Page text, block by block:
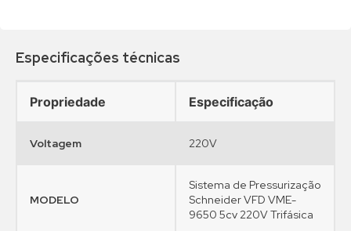
Especificações técnicas
Propriedade Especificação
Voltagem 220V
MODELO
Sistema de Pressurização
Schneider VFD VME-
9650 5cv 220V Trifásica